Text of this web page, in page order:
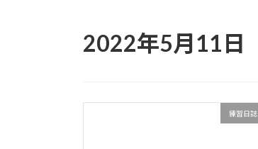
2022年5月11日
練習日誌